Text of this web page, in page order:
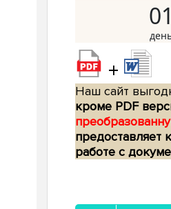
01
+
Наш сайт
кроме PDF
предоставляет
работе с